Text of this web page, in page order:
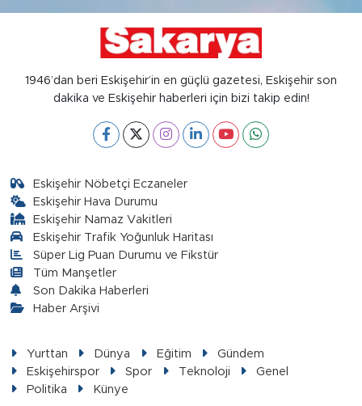
1946’dan beri Eskişehir’in en güçlü gazetesi, Eskişehir son
dakika ve Eskişehir haberleri için bizi takip edin!
Eskişehir Nöbetçi Eczaneler
Eskişehir Hava Durumu
Eskişehir Namaz Vakitleri
Eskişehir Trafik Yoğunluk Haritası
Süper Lig Puan Durumu ve Fikstür
Tüm Manşetler
Son Dakika Haberleri
Haber Arşivi
Yurttan Dünya Eğitim
Gündem
Eskişehirspor
Spor Teknoloji
Genel
Politika
Künye